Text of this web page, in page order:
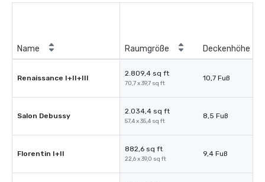
Name Raumgröße Deckenhöhe
Renaissance I+II+III
2.809,4 sq ft
70,7 x 39,7 sq ft
10,7 Fuß
Salon Debussy
2.034,4 sq ft
57,4 x 35,4 sq ft
8,5 Fuß
Florentin I+II
882,6 sq ft
22,6 x 39,0 sq ft
9,4 Fuß